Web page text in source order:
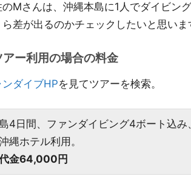
Mさんは、沖縄本島に1人でダイビン
差が出るのかチェックしたいと思いま
ー利用の場合の料金
ダイブHPを見てツアーを検索。
4日間、ファンダイビング4ボート込
縄ホテル利用。
金64,000円